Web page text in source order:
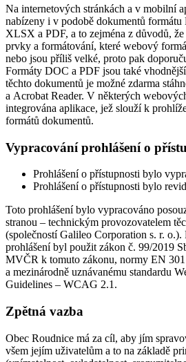
Na internetových stránkách a v mobilní
nabízeny i v podobě dokumentů
XLSX a PDF, a to zejména z důvodů,
prvky a formátování, které webový
nebo jsou příliš velké, proto pak
Formáty DOC a PDF jsou také
těchto dokumentů je možné zdarma
a Acrobat Reader. V některých
integrována aplikace, jež slouží k
formátů dokumentů.
Vypracování prohlášení o
Prohlášení o přístupnosti bylo
Prohlášení o přístupnosti bylo
Toto prohlášení bylo vypracováno
stranou – technickým provozovatelem
(společností Galileo Corporation s. r.
prohlášení byl použit zákon č. 99/2019
MVČR k tomuto zákonu, normy EN
a mezinárodně uznávanému standardu
Guidelines – WCAG 2.1.
Zpětná vazba
Obec Roudnice má za cíl, aby jím
všem jejím uživatelům a to na základě